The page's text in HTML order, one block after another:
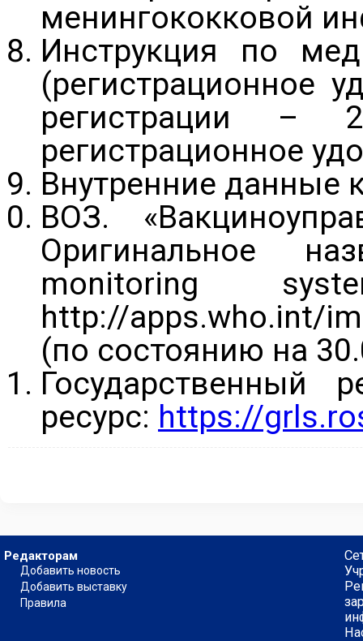
менингококковой
Инструкция по
(регистрационное
регистрации –
регистрационное
Внутренние данные
ВОЗ.
Оригинальное
monitoring
http://apps.who.int/
(по состоянию на
Государственный
ресурс: https://
Редакторам
Добавить новость
Добавить выставку
Правила